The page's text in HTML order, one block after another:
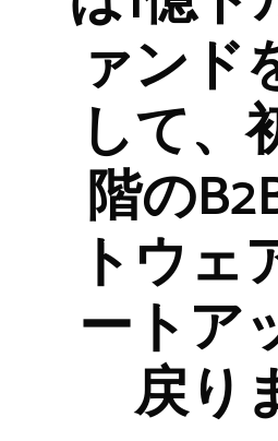
ァンド
して、
階の
トウェ
ートア
戻り